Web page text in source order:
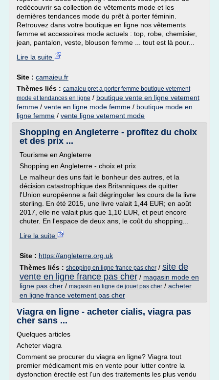
redécouvrir sa collection de vêtements mode et les
dernières tendances mode du prêt à porter féminin.
Retrouvez dans votre boutique en ligne nos vêtements
femme et accessoires mode actuels : top, robe, chemisier,
jean, pantalon, veste, blouson femme ... tout est là pour...
Lire la suite
Site : camaieu.fr
Thèmes liés : camaieu pret a porter femme boutique vetement
mode et tendances en ligne / boutique vente en ligne vetement
femme / vente en ligne mode femme / boutique mode en
ligne femme / vente ligne vetement mode
Shopping en Angleterre - profitez du choix
et des prix ...
Tourisme en Angleterre
Shopping en Angleterre - choix et prix
Le malheur des uns fait le bonheur des autres, et la
décision catastrophique des Britanniques de quitter
l'Union européenne a fait dégringoler les cours de la livre
sterling. En été 2015, une livre valait 1,44 EUR; en août
2017, elle ne valait plus que 1,10 EUR, et peut encore
chuter. En l'espace de deux ans, le coût du shopping...
Lire la suite
Site : https://angleterre.org.uk
Thèmes liés : shopping en ligne france pas cher / site de
vente en ligne france pas cher / magasin mode en
ligne pas cher / magasin en ligne de jouet pas cher / acheter
en ligne france vetement pas cher
Viagra en ligne - acheter cialis, viagra pas
cher sans ...
Quelques articles
Acheter viagra
Comment se procurer du viagra en ligne? Viagra tout
premier médicament mis en vente pour lutter contre la
dysfonction érectile est l'un des traitements les plus vendu